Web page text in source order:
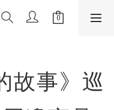
故事》巡